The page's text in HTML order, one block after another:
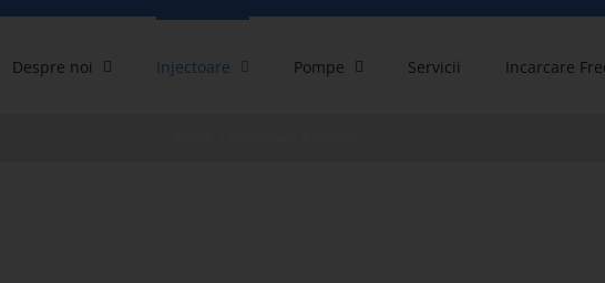
Despre noi Injectoare Pompe Servicii Incarcare